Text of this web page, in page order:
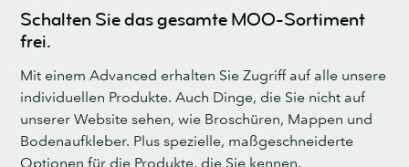
Schalten Sie das gesamte MOO-Sortiment
frei.
Mit einem Advanced erhalten Sie Zugriff auf alle unsere
individuellen Produkte. Auch Dinge, die Sie nicht auf
unserer Website sehen, wie Broschüren, Mappen und
Bodenaufkleber. Plus spezielle, maßgeschneiderte
Optionen für die Produkte, die Sie kennen.